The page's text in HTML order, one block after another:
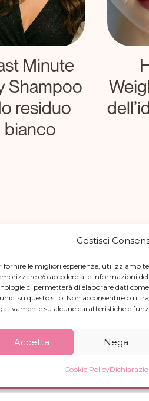
Gestisci
fornire le migliori esperienze, utilizziamo
e/o accedere alle informazioni
ci permetterà di elaborare dati
su questo sito. Non acconsentire o
su alcune caratteristiche e
Accetta Nega
Cookie Policy
Minute
Shampoo
residuo
bianco
newsletter per ricevere le